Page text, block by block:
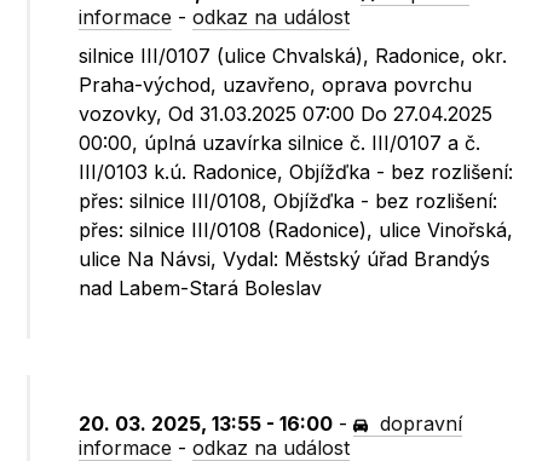
informace -odkaz na událost
silnice III/0107 (ulice Chvalská), Radonice, okr.
Praha-východ, uzavřeno, oprava povrchu
vozovky, Od 31.03.2025 07:00 Do 27.04.2025
00:00, úplná uzavírka silnice č. III/0107 a č.
III/0103 k.ú. Radonice, Objížďka - bez rozlišení:
přes: silnice III/0108, Objížďka - bez rozlišení:
přes: silnice III/0108 (Radonice), ulice Vinořská,
ulice Na Návsi, Vydal: Městský úřad Brandýs
nad Labem-Stará Boleslav
20. 03. 2025, 13:55 - 16:00 -
dopravní
informace -odkaz na událost